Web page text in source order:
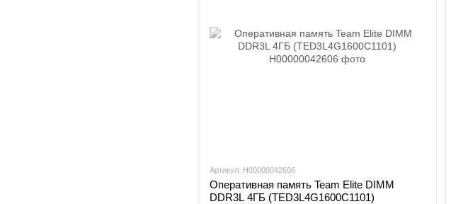
Артикул: H00000042606
Оперативная память Team Elite DIMM
DDR3L 4ГБ (TED3L4G1600C1101)